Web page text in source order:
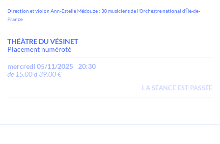
Direction et violon Ann-Estelle Médouze ; 30 musiciens de l'Orchestre national d'Île-de-
France
THÉÀTRE DU VÉSINET
Placement numéroté
mercredi 05/11/2025
20:30
de 15.00 à 39.00 €
LA SÉANCE EST PASSÉE